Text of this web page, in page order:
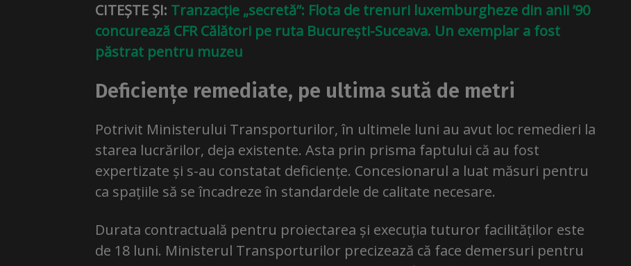
CITEȘTE ȘI: Tranzacție „secretă”: Flota de trenuri luxemburgheze din anii ’90
concurează CFR Călători pe ruta București-Suceava. Un exemplar a fost
păstrat pentru muzeu
Deficiențe remediate, pe ultima sută de metri
Potrivit Ministerului Transporturilor, în ultimele luni au avut loc remedieri la
starea lucrărilor, deja existente. Asta prin prisma faptului că au fost
expertizate și s-au constatat deficiențe. Concesionarul a luat măsuri pentru
ca spațiile să se încadreze în standardele de calitate necesare.
Durata contractuală pentru proiectarea și execuția tuturor facilităților este
de 18 luni. Ministerul Transporturilor precizează că face demersuri pentru